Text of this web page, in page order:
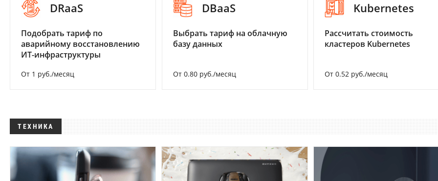
DRaaS
Подобрать тариф по
аварийному восстановлению
ИТ-инфраструктуры
От 1 руб./месяц
DBaaS
Выбрать тариф на облачную
базу данных
От 0.80 руб./месяц
Kubernetes
Рассчитать стоимость
кластеров Kubernetes
От 0.52 руб./месяц
ТЕХНИКА